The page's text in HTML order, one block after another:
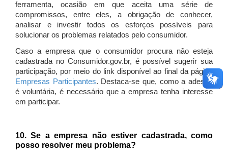
ferramenta, ocasião em que aceita uma série de
compromissos, entre eles, a obrigação de conhecer,
analisar e investir todos os esforços possíveis para
solucionar os problemas relatados pelo consumidor.
Caso a empresa que o consumidor procura não esteja
cadastrada no Consumidor.gov.br, é possível sugerir sua
participação, por meio do link disponível ao final da página
Empresas Participantes. Destaca-se que, como a adesão
é voluntária, é necessário que a empresa tenha interesse
em participar.
10. Se a empresa não estiver cadastrada, como
posso resolver meu problema?